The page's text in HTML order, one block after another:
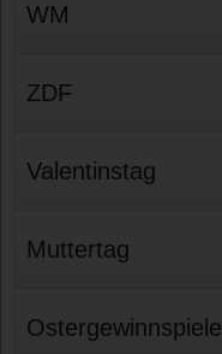
WM
ZDF
Valentinstag
Muttertag
Ostergewinnspiele